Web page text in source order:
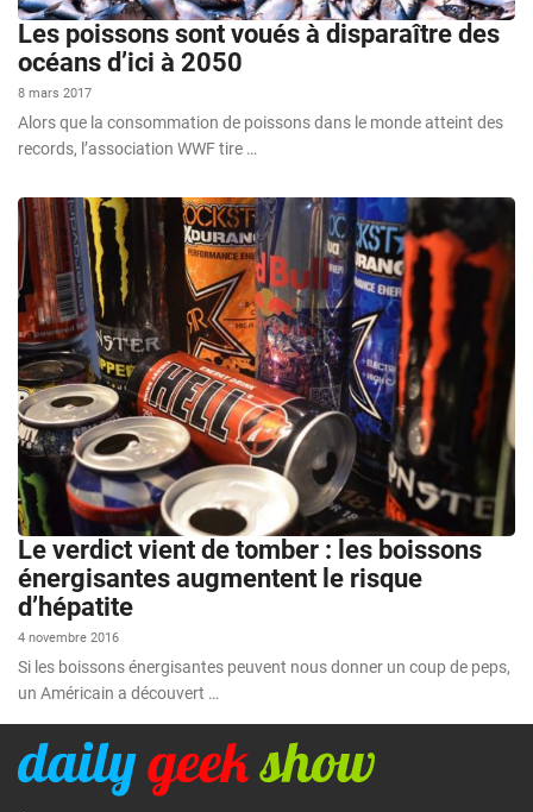
Les poissons sont voués à disparaître des
océans d’ici à 2050
8 mars 2017
Alors que la consommation de poissons dans le monde atteint des
records, l’association WWF tire …
Le verdict vient de tomber : les boissons
énergisantes augmentent le risque
d’hépatite
4 novembre 2016
Si les boissons énergisantes peuvent nous donner un coup de peps,
un Américain a découvert …